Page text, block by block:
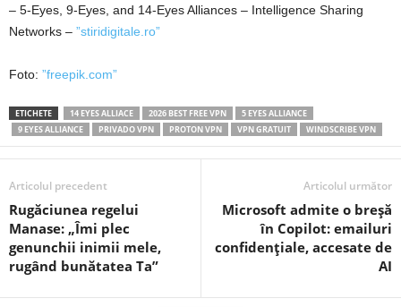
– 5-Eyes, 9-Eyes, and 14-Eyes Alliances – Intelligence Sharing
Networks – ”stiridigitale.ro”
Foto: ”freepik.com”
ETICHETE 14 EYES ALLIACE 2026 BEST FREE VPN
5 EYES ALLIANCE
9 EYES ALLIANCE
PRIVADO VPN PROTON VPN VPN GRATUIT WINDSCRIBE VPN
Articolul precedent
Rugăciunea regelui
Manase: „Îmi plec
genunchii inimii mele,
rugând bunătatea Ta”
Articolul următor
Microsoft admite o breșă
în Copilot: emailuri
confidențiale, accesate de
AI